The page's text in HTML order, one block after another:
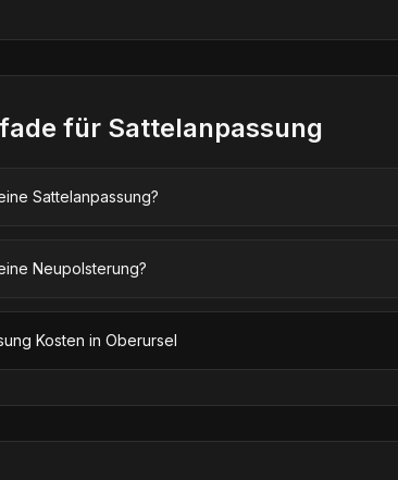
für Sattelanpassung
Sattelanpassung?
Neupolsterung?
Kosten in Oberursel